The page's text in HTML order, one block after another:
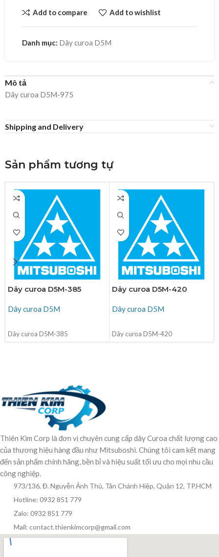
Add to compare Add to wishlist
Danh mục: Dây curoa D5M
Mô tả
Dây curoa D5M-975
Shipping and Delivery
Sản phẩm tương tự
Dây curoa D5M-385
Dây curoa D5M
Dây curoa D5M-385
Dây curoa D5M-420
Dây curoa D5M
Dây curoa D5M-420
Thiên Kim Corp là đơn vị chuyên cung cấp dây Curoa chất lượng cao
của thương hiệu hàng đầu như Mitsuboshi. Chúng tôi cam kết mang
đến sản phẩm chính hãng, bền bỉ và hiệu suất tối ưu cho mọi nhu cầu
công nghiệp.
973/136, Đ. Nguyễn Ảnh Thủ, Tân Chánh Hiệp, Quận 12, TP.HCM
Hotline: 0932 851 779
Zalo: 0932 851 779
Mail: contact.thienkimcorp@gmail.com